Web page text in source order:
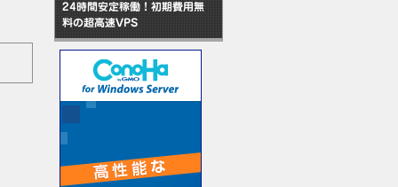
24時間安定稼働！初期費用無
料の超高速VPS